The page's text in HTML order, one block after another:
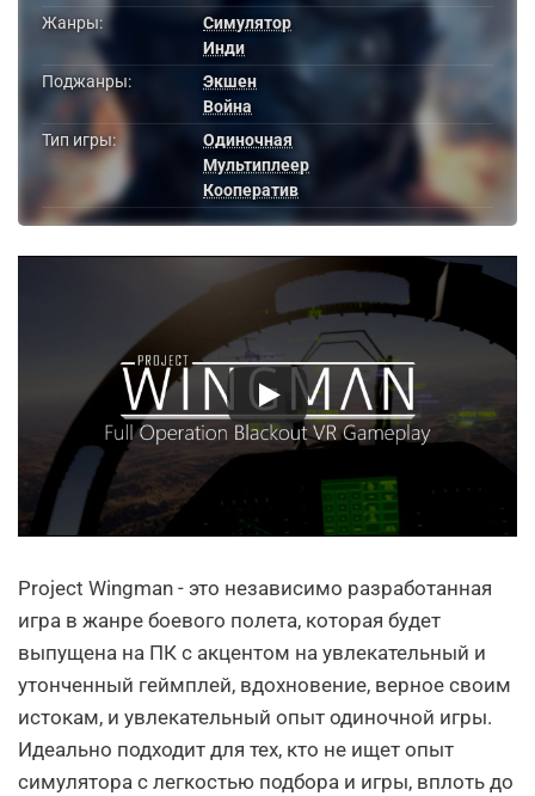
Жанры:
Симулятор
Инди
Поджанры:
Экшен
Война
Тип игры:
Одиночная
Мультиплеер
Кооператив
Project Wingman - это независимо разработанная
игра в жанре боевого полета, которая будет
выпущена на ПК с акцентом на увлекательный и
утонченный геймплей, вдохновение, верное своим
истокам, и увлекательный опыт одиночной игры.
Идеально подходит для тех, кто не ищет опыт
симулятора с легкостью подбора и игры, вплоть до